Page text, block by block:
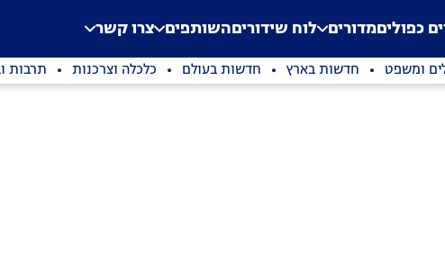
Application error: a
. כפוליםמדורים לוח שידוריםהשותפים צרו קשר
ומשפט חדשות בארץ חדשות בעולם כלכלה וצרכנות תרבות